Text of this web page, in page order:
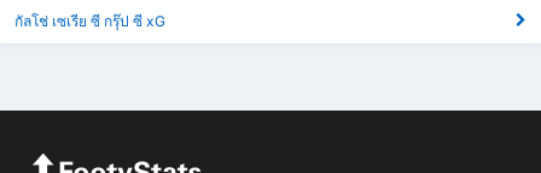
กัลโช่ เซเรีย ซี กรุ๊ป ซี xG